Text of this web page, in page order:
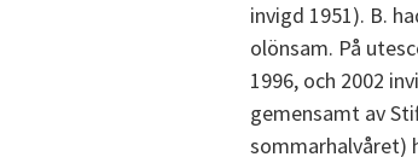
invigd 1951). B.
olönsam. På
1996, och 2002
gemensamt av
sommarhalvåret)